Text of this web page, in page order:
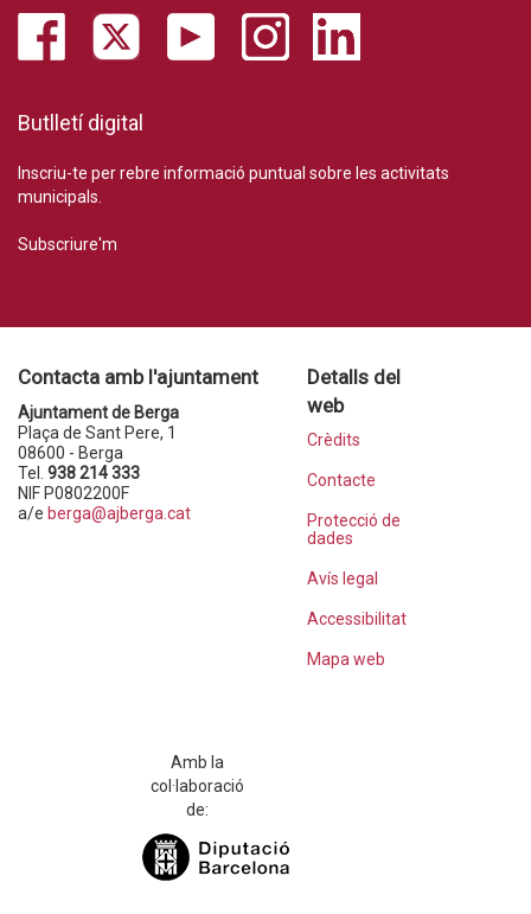
Butlletí digital
Inscriu-te per rebre informació puntual sobre les activitats
municipals.
Subscriure'm
Contacta amb l'ajuntament
Ajuntament de Berga
Plaça de Sant Pere, 1
08600 - Berga
Tel. 938 214 333
NIF P0802200F
a/e berga@ajberga.cat
Detalls del
web
Crèdits
Contacte
Protecció de
dades
Avís legal
Accessibilitat
Mapa web
Amb la
col·laboració
de: